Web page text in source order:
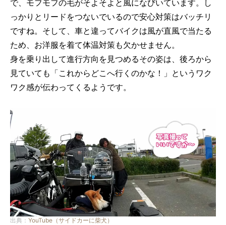
で、モフモフの毛がそよそよと風になびいています。し
っかりとリードをつないでいるので安心対策はバッチリ
ですね。そして、車と違ってバイクは風が直風で当たる
ため、お洋服を着て体温対策も欠かせません。
身を乗り出して進行方向を見つめるその姿は、後ろから
見ていても「これからどこへ行くのかな！」というワク
ワク感が伝わってくるようです。
出典： YouTube（サイドカーに柴犬）